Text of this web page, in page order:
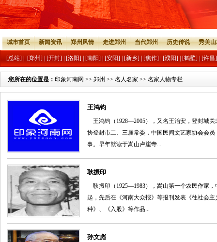
城市首页 新闻资讯 郑州风情 走进郑州 当代郑州 历史传说 秀美
[总站] [郑州] [开封] [洛阳] [南阳] [安阳] [新乡] [焦作] [濮阳] [鹤壁] [许昌]
您所在的位置是： 印象河南网 >> 郑州 >> 名人名家 >> 名家人物专栏
王鸿钧
王鸿钧（1928—2005），又名王治安，登封城
协登封市二、三届常委，中国民间文艺家协会会
事。早年就读于嵩山卢崖寺...
耿振印
耿振印（1925—1983），嵩山第一个农民作家
起，先后在《河南大众报》等报刊发表《往社会
种》、《入股》等作品...
孙文彪